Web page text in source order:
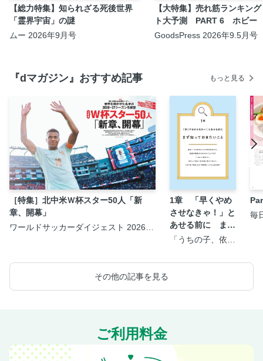
【総力特集】知られざる死後世界
「霊界宇宙」の謎
ムー 2026年9月号
【大特集】売れ筋ランキン
ト大予測 PART 6 ホビー
GoodsPress 2026年9.5月号
『dマガジン』おすすめ記事 もっと見る
［特集］北中米Ｗ杯スター50人「新
章、開幕」
ワールドサッカーダイジェスト 2026年
1章 「早くやめ
させなきゃ！」と
あせる前に まず
知っておきたいこ
「うちの子、依存
が全部のってる本
毎
その他の記事を見る
ご利用料金